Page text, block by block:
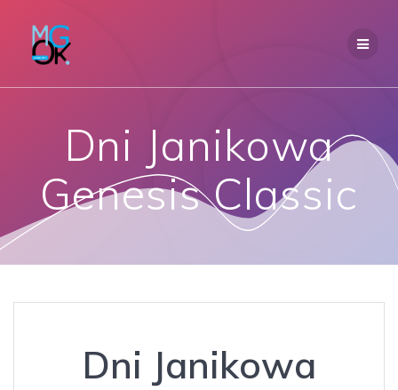
Dni Janikowa
Genesis Classic
Dni Janikowa